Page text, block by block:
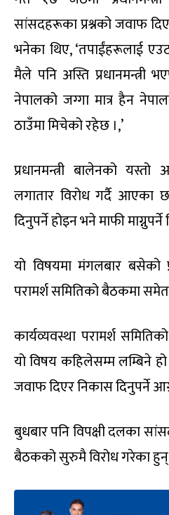
सांसदहरूका प्रश्नको जवाफ
भनेका थिए, ‘तपाईंहरूलाई
मैले पनि अस्ति प्रधानमन्त्री
नेपालको जग्गा मात्र हैन
ठाउँमा मिचेको रहेछ ।,’
प्रधानमन्त्री बालेनको यस्तो
लगातार विरोध गर्दै आएका
दिनुपर्ने होइन भने माफी
यो विषयमा मंगलबार बसेको
परामर्श समितिको बैठकमा
कार्यव्यवस्था परामर्श
यो विषय कहिलेसम्म लम्बिने
जवाफ दिएर निकास दिनुपर्ने
बुधबार पनि विपक्षी दलका
बैठकको सुरुमै विरोध गरेका हुन्